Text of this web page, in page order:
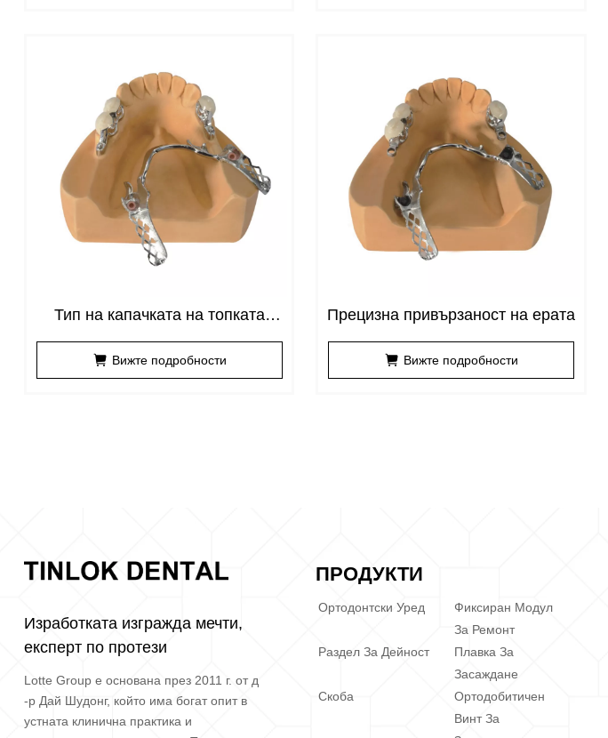
Тип на капачката на топката
Прецизно прикачване
Вижте подробности
Прецизна привързаност на ерата
Вижте подробности
Изработката изгражда мечти,
експерт по протези
Lotte Group е основана през 2011 г. от д
-р Дай Шудонг, който има богат опит в
устната клинична практика и
ПРОДУКТИ
Ортодонтски Уред
Фиксиран Модул
За Ремонт
Раздел За Дейност
Плавка За
Засаждане
Скоба
Ортодобитичен
Винт За